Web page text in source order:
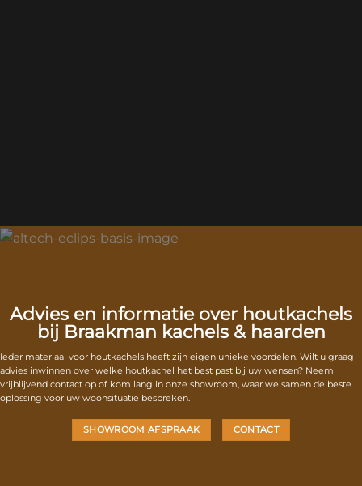
Advies en informatie over houtkachels
bij Braakman kachels & haarden
Ieder materiaal voor houtkachels heeft zijn eigen unieke voordelen. Wilt u graag
advies inwinnen over welke houtkachel het best past bij uw wensen? Neem
vrijblijvend contact op of kom lang in onze showroom, waar we samen de beste
oplossing voor uw woonsituatie bespreken.
SHOWROOM AFSPRAAK CONTACT